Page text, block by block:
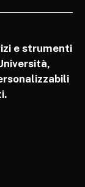
e strumenti